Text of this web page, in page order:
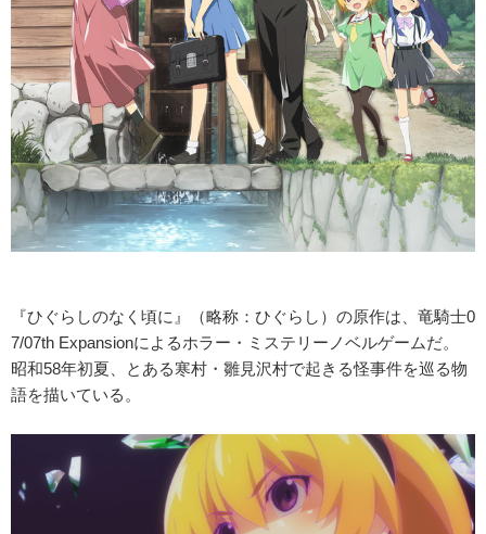
『ひぐらしのなく頃に』（略称：ひぐらし）の原作は、竜騎士0
7/07th Expansionによるホラー・ミステリーノベルゲームだ。
昭和58年初夏、とある寒村・雛見沢村で起きる怪事件を巡る物
語を描いている。